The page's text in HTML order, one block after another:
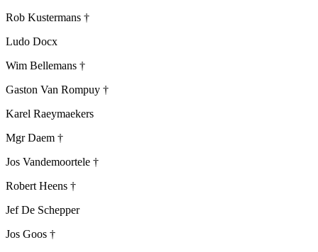
Rob Kustermans †
Ludo Docx
Wim Bellemans †
Gaston Van Rompuy †
Karel Raeymaekers
Mgr Daem †
Jos Vandemoortele †
Robert Heens †
Jef De Schepper
Jos Goos †